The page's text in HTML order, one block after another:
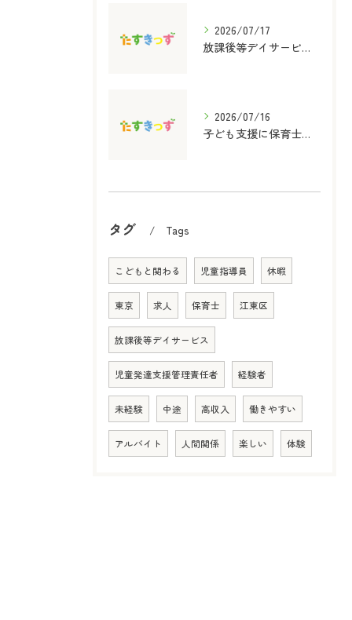
2026/07/17
放課後等デイサービス支援の内容と選び方をわかりやすく解説
2026/07/16
子ども支援に保育士資格を活かす放課後等デイサービスの役割と実践ポイント
タグ Tags
こどもと関わる 児童指導員 休暇
東京 求人 保育士 江東区
放課後等デイサービス
児童発達支援管理責任者 経験者
未経験 中途 高収入 働きやすい
アルバイト 人間関係 楽しい 体験